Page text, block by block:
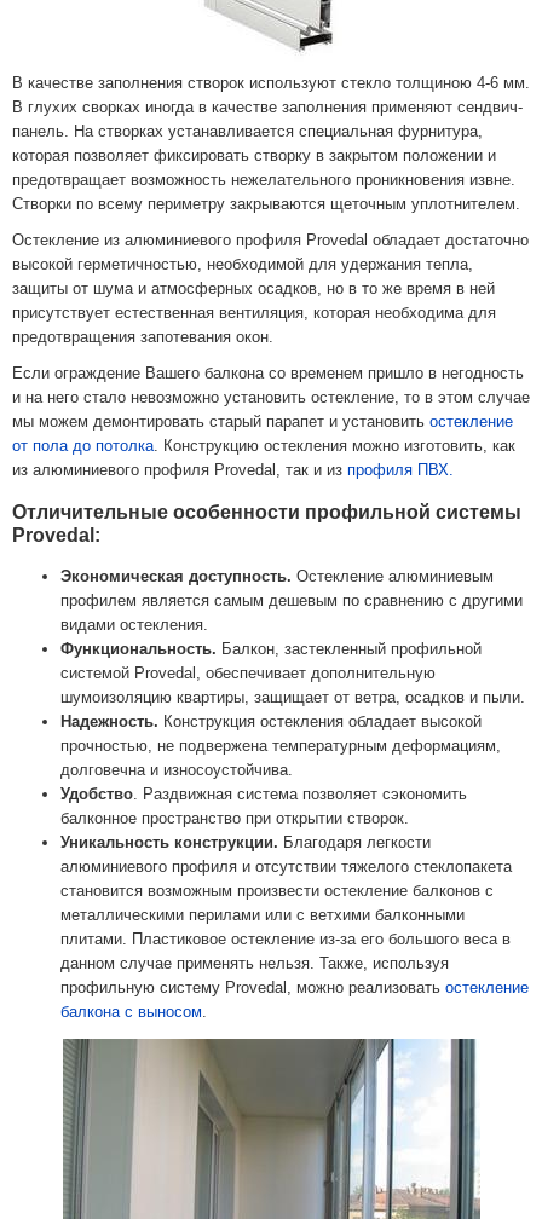
В качестве заполнения створок используют стекло толщиною 4-6 мм.
В глухих сворках иногда в качестве заполнения применяют сендвич-
панель. На створках устанавливается специальная фурнитура,
которая позволяет фиксировать створку в закрытом положении и
предотвращает возможность нежелательного проникновения извне.
Створки по всему периметру закрываются щеточным уплотнителем.
Остекление из алюминиевого профиля Provedal обладает достаточно
высокой герметичностью, необходимой для удержания тепла,
защиты от шума и атмосферных осадков, но в то же время в ней
присутствует естественная вентиляция, которая необходима для
предотвращения запотевания окон.
Если ограждение Вашего балкона со временем пришло в негодность
и на него стало невозможно установить остекление, то в этом случае
мы можем демонтировать старый парапет и установить остекление
от пола до потолка. Конструкцию остекления можно изготовить, как
из алюминиевого профиля Provedal, так и из профиля ПВХ.
Отличительные особенности профильной системы
Provedal:
Экономическая доступность. Остекление алюминиевым
профилем является самым дешевым по сравнению с другими
видами остекления.
Функциональность. Балкон, застекленный профильной
системой Provedal, обеспечивает дополнительную
шумоизоляцию квартиры, защищает от ветра, осадков и пыли.
Надежность. Конструкция остекления обладает высокой
прочностью, не подвержена температурным деформациям,
долговечна и износоустойчива.
Удобство. Раздвижная система позволяет сэкономить
балконное пространство при открытии створок.
Уникальность конструкции. Благодаря легкости
алюминиевого профиля и отсутствии тяжелого стеклопакета
становится возможным произвести остекление балконов с
металлическими перилами или с ветхими балконными
плитами. Пластиковое остекление из-за его большого веса в
данном случае применять нельзя. Также, используя
профильную систему Provedal, можно реализовать остекление
балкона с выносом.